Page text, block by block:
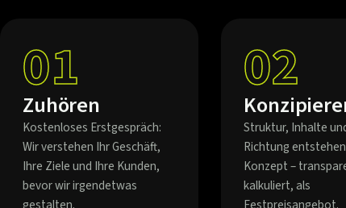
01
Zuhören
Kostenloses Erstgespräch:
Wir verstehen Ihr Geschäft,
Ihre Ziele und Ihre Kunden,
bevor wir irgendetwas
02
Struktur, Inhalte
Richtung
Konzept –
kalkuliert, als